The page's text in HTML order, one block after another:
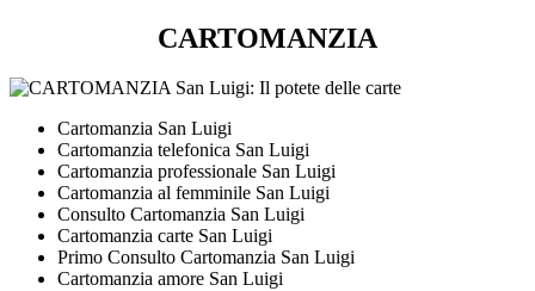
CARTOMANZIA
Cartomanzia San Luigi
Cartomanzia telefonica San Luigi
Cartomanzia professionale San Luigi
Cartomanzia al femminile San Luigi
Consulto Cartomanzia San Luigi
Cartomanzia carte San Luigi
Primo Consulto Cartomanzia San Luigi
Cartomanzia amore San Luigi